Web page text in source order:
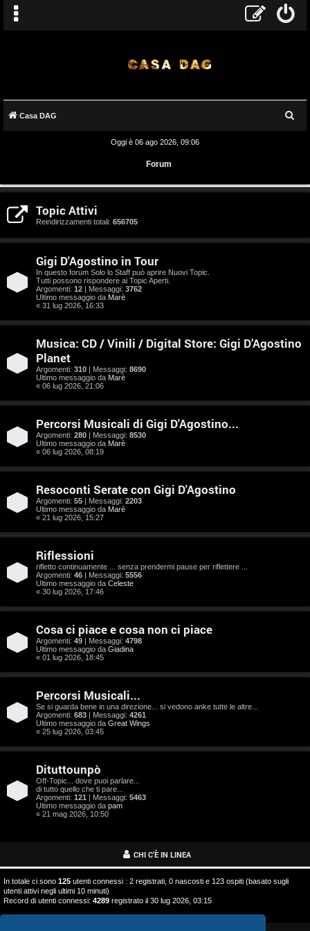
A
r
g
o
m
e
t
s
e
a
r
s
s
t
A
g
e
n
t
Casa DAG
Oggi è 06 ago 2026, 09:06
Forum
Topic Attivi
Reindirizzamenti totali: 656705
Gigi D'Agostino in Tour
In questo forum Solo lo Staff può aprire Nuovi Topic.
Tutti possono rispondere ai Topic Aperti.
Argomenti: 12 | Messaggi: 3762
Ultimo messaggio da Marè
« 31 lug 2026, 16:33
Musica: CD / Vinili / Digital Store: Gigi D’Agostino
Planet
Argomenti: 310 | Messaggi: 8690
Ultimo messaggio da Marè
« 06 lug 2026, 21:06
Percorsi Musicali di Gigi D'Agostino...
Argomenti: 280 | Messaggi: 8530
Ultimo messaggio da Marè
« 06 lug 2026, 08:19
Resoconti Serate con Gigi D'Agostino
Argomenti: 55 | Messaggi: 2203
Ultimo messaggio da Marè
« 21 lug 2026, 15:27
Riflessioni
rifletto continuamente ... senza prendermi pause per riflettere ...
Argomenti: 46 | Messaggi: 5556
Ultimo messaggio da Celeste
« 30 lug 2026, 17:46
Cosa ci piace e cosa non ci piace
Argomenti: 49 | Messaggi: 4798
Ultimo messaggio da Giadina
« 01 lug 2026, 18:45
Percorsi Musicali...
Se si guarda bene in una direzione... si vedono anke tutte le altre...
Argomenti: 683 | Messaggi: 4261
Ultimo messaggio da Great Wings
« 25 lug 2026, 03:45
Dituttounpò
Off-Topic... dove puoi parlare...
di tutto quello che ti pare...
Argomenti: 121 | Messaggi: 5463
Ultimo messaggio da pam
« 21 mag 2026, 10:50
CHI C’È IN LINEA
In totale ci sono 125 utenti connessi : 2 registrati, 0 nascosti e 123 ospiti (basato sugli
utenti attivi negli ultimi 10 minuti)
Record di utenti connessi: 4289 registrato il 30 lug 2026, 03:15